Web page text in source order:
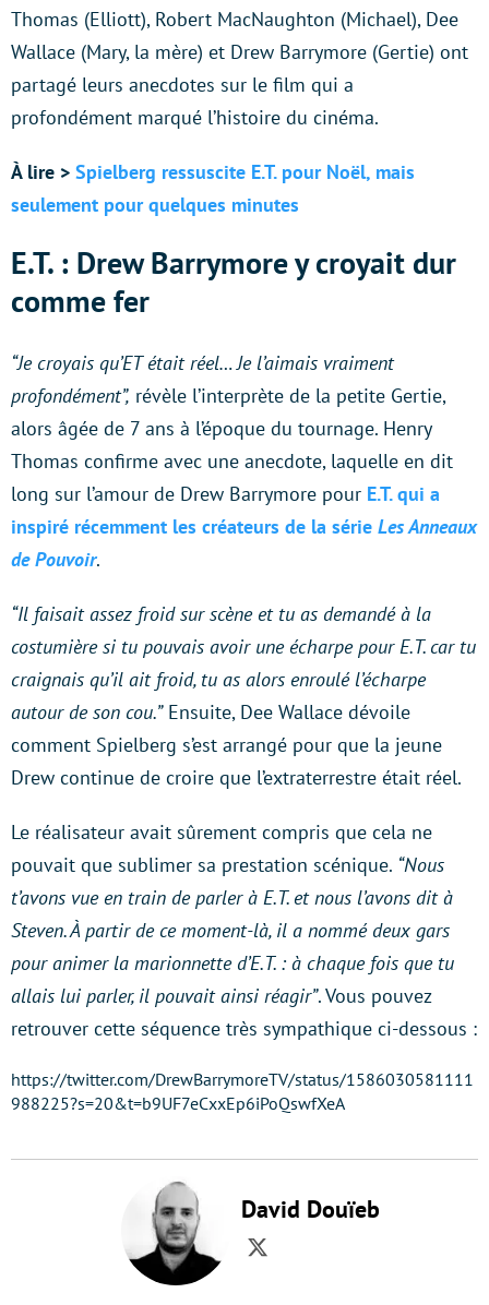
Thomas (Elliott), Robert MacNaughton (Michael), Dee
Wallace (Mary, la mère) et Drew Barrymore (Gertie) ont
partagé leurs anecdotes sur le film qui a
profondément marqué l’histoire du cinéma.
À lire > Spielberg ressuscite E.T. pour Noël, mais
seulement pour quelques minutes
E.T. : Drew Barrymore y croyait dur
comme fer
“Je croyais qu’ET était réel… Je l’aimais vraiment
profondément”, révèle l’interprète de la petite Gertie,
alors âgée de 7 ans à l’époque du tournage. Henry
Thomas confirme avec une anecdote, laquelle en dit
long sur l’amour de Drew Barrymore pour E.T. qui a
inspiré récemment les créateurs de la série Les Anneaux
de Pouvoir.
“Il faisait assez froid sur scène et tu as demandé à la
costumière si tu pouvais avoir une écharpe pour E.T. car tu
craignais qu’il ait froid, tu as alors enroulé l’écharpe
autour de son cou.”Ensuite, Dee Wallace dévoile
comment Spielberg s’est arrangé pour que la jeune
Drew continue de croire que l’extraterrestre était réel.
Le réalisateur avait sûrement compris que cela ne
pouvait que sublimer sa prestation scénique. “Nous
t’avons vue en train de parler à E.T. et nous l’avons dit à
Steven. À partir de ce moment-là, il a nommé deux gars
pour animer la marionnette d’E.T. : à chaque fois que tu
allais lui parler, il pouvait ainsi réagir”. Vous pouvez
retrouver cette séquence très sympathique ci-dessous :
https://twitter.com/DrewBarrymoreTV/status/1586030581111
988225?s=20&t=b9UF7eCxxEp6iPoQswfXeA
David Douïeb
Twitter